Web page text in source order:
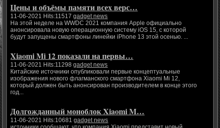
Цены и объёмы памяти всех верс…
11-06-2021 Hits:11517gadget news
На этой неделе на WWDC 2021 компания Apple официально
анонсировала новую операционную систему iOS 15, с которой
будут запущены смартфоны линейки iPhone 13 этой осенью. ...
Xiaomi Mi 12 показали на первы…
11-06-2021 Hits:11298gadget news
Китайские источники опубликовали первые концептуальные
изображения нового флагманского смартфона Xiaomi Mi 12,
который должен быть анонсирован производителем в конце этого
год...
Долгожданный моноблок Xiaomi M…
11-06-2021 Hits:10681gadget news